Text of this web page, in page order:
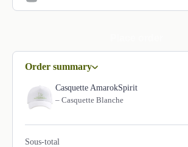
Order summary
Casquette AmarokSpirit
– Casquette Blanche
Sous-total